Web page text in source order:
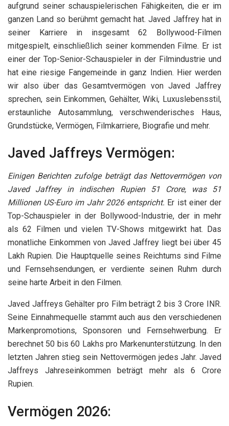
aufgrund seiner schauspielerischen Fähigkeiten, die er im
ganzen Land so berühmt gemacht hat. Javed Jaffrey hat in
seiner Karriere in insgesamt 62 Bollywood-Filmen
mitgespielt, einschließlich seiner kommenden Filme. Er ist
einer der Top-Senior-Schauspieler in der Filmindustrie und
hat eine riesige Fangemeinde in ganz Indien. Hier werden
wir also über das Gesamtvermögen von Javed Jaffrey
sprechen, sein Einkommen, Gehälter, Wiki, Luxuslebensstil,
erstaunliche Autosammlung, verschwenderisches Haus,
Grundstücke, Vermögen, Filmkarriere, Biografie und mehr.
Javed Jaffreys Vermögen:
Einigen Berichten zufolge beträgt das Nettovermögen von
Javed Jaffrey in indischen Rupien 51 Crore, was 51
Millionen US-Euro im Jahr 2026 entspricht. Er ist einer der
Top-Schauspieler in der Bollywood-Industrie, der in mehr
als 62 Filmen und vielen TV-Shows mitgewirkt hat. Das
monatliche Einkommen von Javed Jaffrey liegt bei über 45
Lakh Rupien. Die Hauptquelle seines Reichtums sind Filme
und Fernsehsendungen, er verdiente seinen Ruhm durch
seine harte Arbeit in den Filmen.
Javed Jaffreys Gehälter pro Film beträgt 2 bis 3 Crore INR.
Seine Einnahmequelle stammt auch aus den verschiedenen
Markenpromotions, Sponsoren und Fernsehwerbung. Er
berechnet 50 bis 60 Lakhs pro Markenunterstützung. In den
letzten Jahren stieg sein Nettovermögen jedes Jahr. Javed
Jaffreys Jahreseinkommen beträgt mehr als 6 Crore
Rupien.
Vermögen 2026: